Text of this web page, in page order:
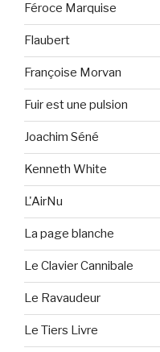
Féroce Marquise
Flaubert
Françoise Morvan
Fuir est une pulsion
Joachim Séné
Kenneth White
L'AirNu
La page blanche
Le Clavier Cannibale
Le Ravaudeur
Le Tiers Livre